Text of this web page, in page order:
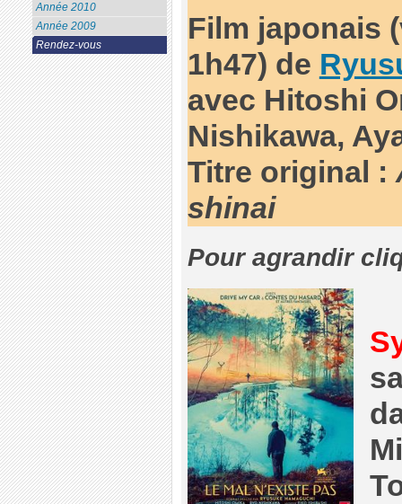
Film japonais
1h47) de
avec Hitoshi
Nishikawa,
Titre original :
shinai
Pour agrandir
Année 2010
Année 2009
Rendez-vous